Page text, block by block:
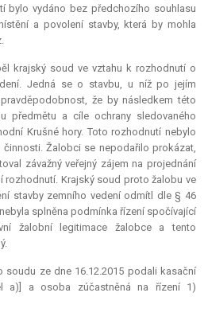
bylo vydáno bez předchozího souhlasu
a povolení stavby, která by mohla
krajský soud ve vztahu k rozhodnutí o
Jedná se o stavbu, u níž po jejím
že by následkem této
předmětu a cíle ochrany sledovaného
Krušné hory. Toto rozhodnutí nebylo
Žalobci se nepodařilo prokázat,
závažný veřejný zájem na projednání
rozhodnutí. Krajský soud proto žalobu ve
stavby zemního vedení odmítl dle § 46
splněna podmínka řízení spočívající
žalobní legitimace žalobce a tento
soudu ze dne 16.12.2015 podali kasační
a)] a osoba zúčastněná na řízení 1)